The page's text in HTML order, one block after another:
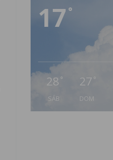
17 °
28 °
SÁB
27 °
DOM